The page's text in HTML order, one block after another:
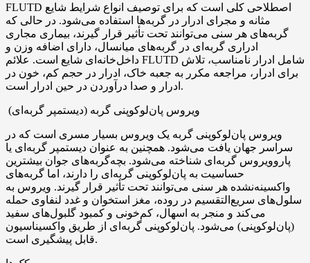
FLUTD اصطلاحی کلی است که برای توصیف انواع شرایط شایع
مثانه و مجرای ادرار در گربه‌ها استفاده می‌شود. در حالی که
گربه‌های هر سنی می‌توانند تحت تأثیر قرار گیرند، بیماری مجاری
ادراری گربه‌ای در گربه‌های میانسال، دارای اضافه وزن و
داخل‌خانه‌ای شایع است. علائم FLUTD شامل ادرار نامناسب، تلاش
برای ادرار، مراجعه مکرر به جعبه خاک، ادرار در حجم کم، خون در
ادرار و صدا درآوردن در حین ادرار است.
ویروس پان‌لوکوپنی گربه (دیستمپر گربه‌ای)
ویروس پان‌لوکوپنی گربه یک ویروس بسیار مسری است که در
سراسر جهان یافت می‌شود. همچنین به عنوان دیستمپر گربه‌ای یا
پاروویروس گربه‌ای شناخته می‌شود. بچه‌گربه‌های جوان بیشترین
حساسیت به پان‌لوکوپنی گربه‌ای را دارند، اما گربه‌های
واکسینه‌نشده هر سنی می‌توانند تحت تأثیر قرار گیرند. ویروس به
سلول‌های سریع‌التقسیم در روده، مغز استخوان و غدد لنفاوی حمله
می‌کند و منجر به اسهال، کم‌خونی و کمبود گلبول‌های سفید
(پان‌لوکوپنی) می‌شود. پان‌لوکوپنی گربه‌ای از طریق واکسیناسیون
قابل پیشگیری است.